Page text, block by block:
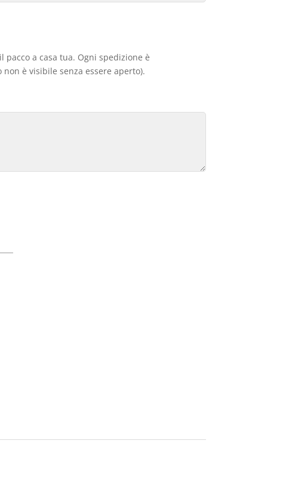
a casa tua. Ogni spedizione è
è visibile senza essere aperto).